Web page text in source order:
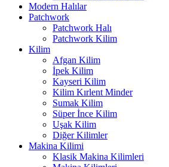
Modern Halılar
Patchwork
Patchwork Halı
Patchwork Kilim
Kilim
Afgan Kilim
İpek Kilim
Kayseri Kilim
Kilim Kırlent Minder
Sumak Kilim
Süper İnce Kilim
Uşak Kilim
Diğer Kilimler
Makina Kilimi
Klasik Makina Kilimleri